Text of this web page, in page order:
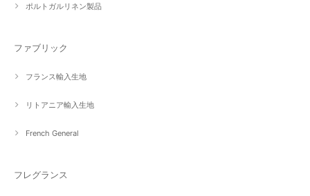
ポルトガルリネン製品
ファブリック
フランス輸入生地
リトアニア輸入生地
French General
フレグランス